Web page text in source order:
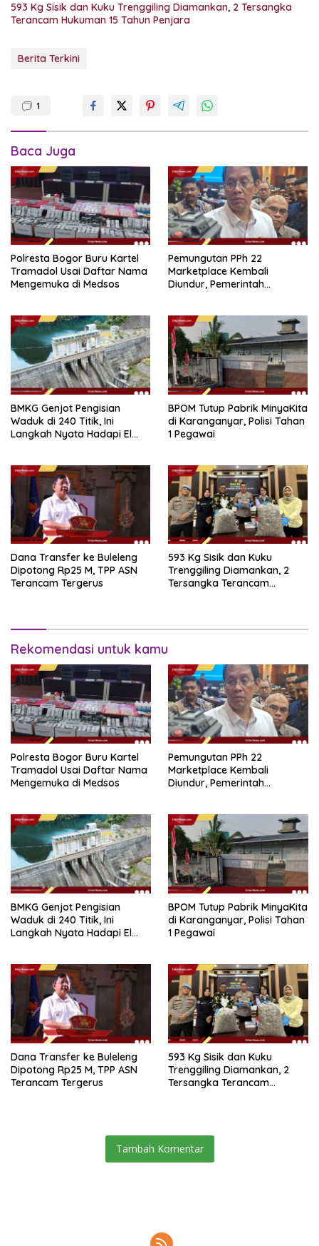
593 Kg Sisik dan Kuku Trenggiling Diamankan, 2 Tersangka
Terancam Hukuman 15 Tahun Penjara
Berita Terkini
1
Baca Juga
Polresta Bogor Buru Kartel
Tramadol Usai Daftar Nama
Mengemuka di Medsos
Pemungutan PPh 22
Marketplace Kembali
Diundur, Pemerintah
BMKG Genjot Pengisian
Waduk di 240 Titik, Ini
Langkah Nyata Hadapi El
BPOM Tutup Pabrik MinyaKita
di Karanganyar, Polisi Tahan
1 Pegawai
Dana Transfer ke Buleleng
Dipotong Rp25 M, TPP ASN
Terancam Tergerus
593 Kg Sisik dan Kuku
Trenggiling Diamankan, 2
Tersangka Terancam
Rekomendasi untuk kamu
Polresta Bogor Buru Kartel
Tramadol Usai Daftar Nama
Mengemuka di Medsos
Pemungutan PPh 22
Marketplace Kembali
Diundur, Pemerintah
BMKG Genjot Pengisian
Waduk di 240 Titik, Ini
Langkah Nyata Hadapi El
BPOM Tutup Pabrik MinyaKita
di Karanganyar, Polisi Tahan
1 Pegawai
Dana Transfer ke Buleleng
Dipotong Rp25 M, TPP ASN
Terancam Tergerus
593 Kg Sisik dan Kuku
Trenggiling Diamankan, 2
Tersangka Terancam
Tambah Komentar